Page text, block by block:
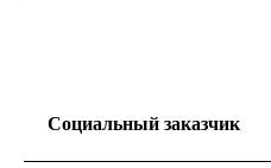
Социальный заказчик